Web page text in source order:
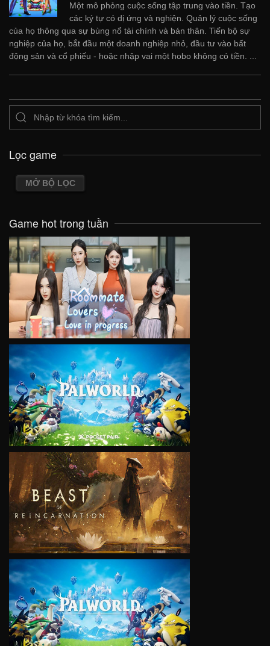
Một mô phỏng cuộc sống tập trung vào tiền. Tạo
các ký tự có dị ứng và nghiện. Quản lý cuộc sống
của họ thông qua sự bùng nổ tài chính và bán thân. Tiến bộ sự
nghiệp của họ, bắt đầu một doanh nghiệp nhỏ, đầu tư vào bất
động sản và cổ phiếu - hoặc nhập vai một hobo không có tiền. ...
Lọc game
MỞ BỘ LỌC
Game hot trong tuần
VIEW
VIEW
VIEW
VIEW